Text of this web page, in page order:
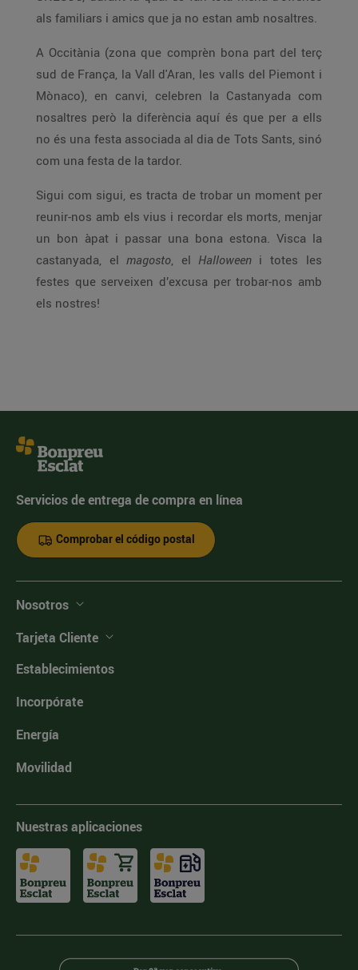
als familiars i amics que ja no estan amb nosaltres.
A Occitània (zona que comprèn bona part del terç
sud de França, la Vall d'Aran, les valls del Piemont i
Mònaco), en canvi, celebren la Castanyada com
nosaltres però la diferència aquí és que per a ells
no és una festa associada al dia de Tots Sants, sinó
com una festa de la tardor.
Sigui com sigui, es tracta de trobar un moment per
reunir-nos amb els vius i recordar els morts, menjar
un bon àpat i passar una bona estona. Visca la
castanyada, el magosto, el Halloween i totes les
festes que serveixen d’excusa per trobar-nos amb
els nostres!
Servicios de entrega de compra en línea
Comprobar el código postal
Nosotros
Tarjeta Cliente
Establecimientos
Incorpórate
Energía
Movilidad
Nuestras aplicaciones